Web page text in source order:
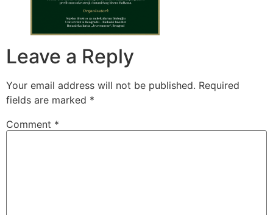
Leave a Reply
Your email address will not be published. Required
fields are marked *
Comment *